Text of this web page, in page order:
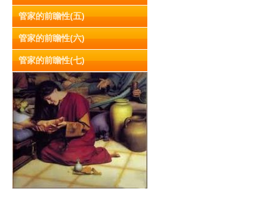
管家的前瞻性(五)
管家的前瞻性(六)
管家的前瞻性(七)